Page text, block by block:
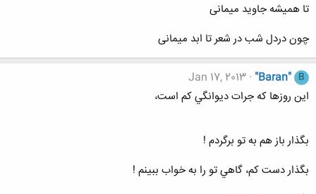
تا همیشه جاوید میمانی
چون دردل شب در شعر تا ابد میمانی
B
"Baran"
Jan 17, 2013
اين روزها که جرات ديوانگي کم است،
بگذار باز هم به تو برگردم !
بگذار دست کم، گاهي تو را به خواب ببينم !